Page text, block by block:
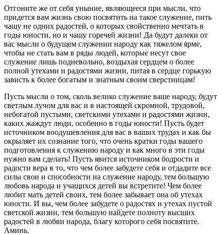
Отгоните же от себя уныние, являющееся при мысли, что
придется вам жизнь свою посвятить на такое служение, пить
чашу не одних радостей, о которых свойственно мечтать в
годы юности, но и чашу горечей жизни! Да будут далеки от
вас мысли о будущем служении народу как тяжелом ярме,
чтобы не стать вам в ряды людей, которые несут свое
служение лишь подневольно, воздыхая сердцем о более
полной утехами и радостями жизни, питая в сердце горькую
зависть к более богатым и знатным своим сверстницам!
Пусть мысли о том, сколь велико служение ваше народу, будут
светлым лучом для вас и в настоящей скромной, трудовой,
небогатой пустыми, светскими утехами и радостями жизни,
каких жаждут люди, особенно в годы юности! Пусть будет
источником воодушевления для вас в ваших трудах и как бы
окрыляет их сознание того, что очень кратки годы вашего
подготовления к служению народу и как много в эти годы
нужно вам сделать! Пусть явится источником бодрости и
радости вера в то, что чем более забудете себя и отдадите все
силы свои и способности на служение народу, тем большую
любовь народа и учащихся детей вы встретите! Чем более
любит мать детей своих, тем более забывает она об утехах
юности. И вы, чем более забудете о радостях и утехах пустой
светской жизни, тем большую найдете полноту высших
радостей в любви народа, благу которого себя посвятите.
Аминь.